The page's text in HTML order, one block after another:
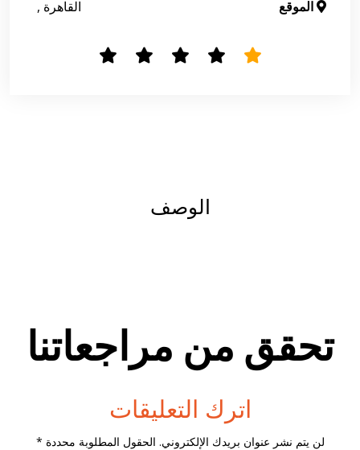
الموقع
الوصف
تحقق من مراجعاتنا
اترك التعليقات
لن يتم نشر عنوان بريدك الإلكتروني. الحقول المطلوبة محددة *